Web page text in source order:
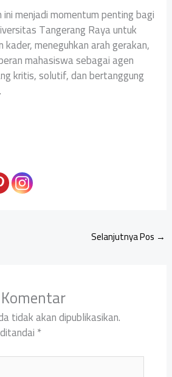
menjadi momentum penting bagi
Tangerang Raya untuk
meneguhkan arah gerakan,
mahasiswa sebagai agen
kritis, solutif, dan bertanggung
Selanjutnya Pos →
tidak akan dipublikasikan.
*